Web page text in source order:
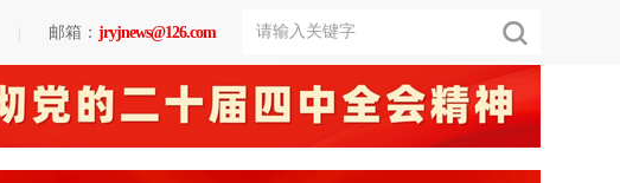
邮箱： jryjnews@126.com